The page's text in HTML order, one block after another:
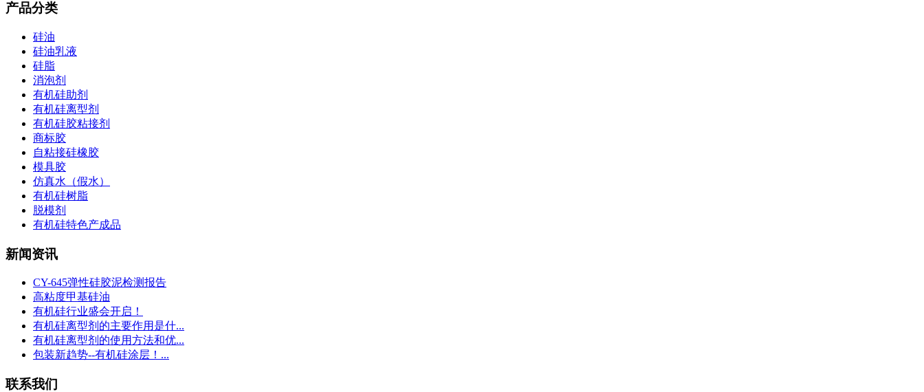
产品分类
硅油
硅油乳液
硅脂
消泡剂
有机硅助剂
有机硅离型剂
有机硅胶粘接剂
商标胶
自粘接硅橡胶
模具胶
仿真水（假水）
有机硅树脂
脱模剂
有机硅特色产成品
新闻资讯
CY-645弹性硅胶泥检测报告
高粘度甲基硅油
有机硅行业盛会开启！
有机硅离型剂的主要作用是什...
有机硅离型剂的使用方法和优...
包装新趋势--有机硅涂层！...
联系我们